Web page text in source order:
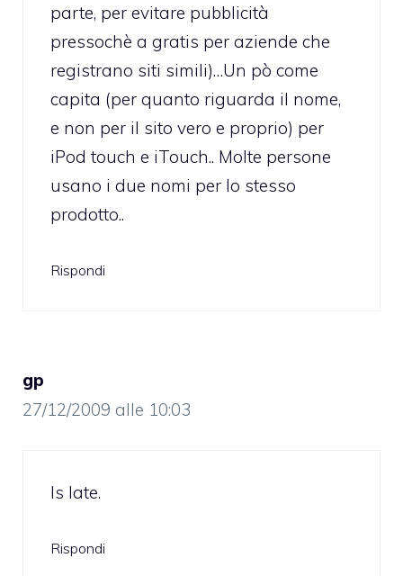
parte, per evitare pubblicità
pressochè a gratis per aziende che
registrano siti simili)…Un pò come
capita (per quanto riguarda il nome,
e non per il sito vero e proprio) per
iPod touch e iTouch.. Molte persone
usano i due nomi per lo stesso
prodotto..
Rispondi
gp
27/12/2009 alle 10:03
Is late.
Rispondi